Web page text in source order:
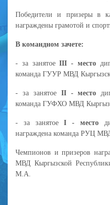
Победители и призеры в
награждены грамотой и
В командном зачете:
- за занятоеIII - место
команда ГУУР МВД
- за занятое II - место
команда ГУФХО МВД
- за занятоеI - место
награждена команда РУЦ
Чемпионов и призеров
МВД Кыргызской
М.А.